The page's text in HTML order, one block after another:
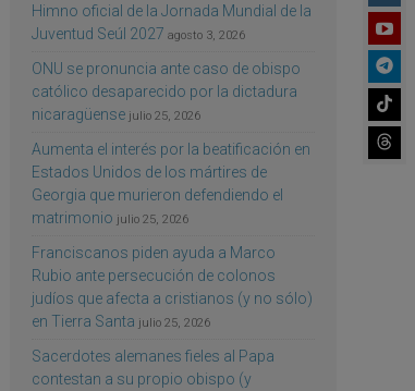
Himno oficial de la Jornada Mundial de la
Juventud Seúl 2027 agosto 3, 2026
ONU se pronuncia ante caso de obispo
católico desaparecido por la dictadura
nicaragüense julio 25, 2026
Aumenta el interés por la beatificación en
Estados Unidos de los mártires de
Georgia que murieron defendiendo el
matrimonio julio 25, 2026
Franciscanos piden ayuda a Marco
Rubio ante persecución de colonos
judíos que afecta a cristianos (y no sólo)
en Tierra Santa julio 25, 2026
Sacerdotes alemanes fieles al Papa
contestan a su propio obispo (y